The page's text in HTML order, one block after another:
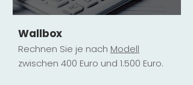
Wallbox
Rechnen Sie je nach Modell
zwischen 400 Euro und 1.500 Euro.